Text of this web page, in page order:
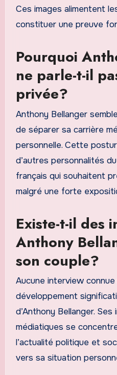
Ces images alimentent
constituer une preuve
Pourquoi
ne parle-t-il
privée?
Anthony Bellanger
de séparer sa carrière
personnelle. Cette
d’autres personnalités
français qui souhaitent
malgré une forte
Existe-t-il des
Anthony
son couple?
Aucune interview
développement
d’Anthony Bellanger.
médiatiques se
l’actualité politique et
vers sa situation